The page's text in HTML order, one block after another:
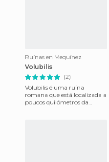
Ruínas en Mequínez
Volubilis
(2)
Volubilis é uma ruína
romana que está localizada a
poucos quilómetros da